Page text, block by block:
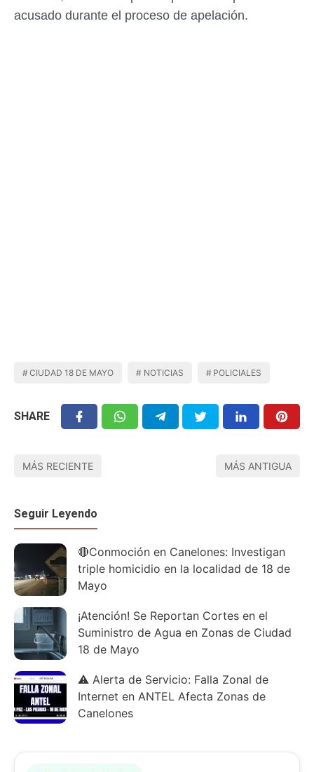
acusado durante el proceso de apelación.
CIUDAD 18 DE MAYO NOTICIAS POLICIALES
SHARE
MÁS RECIENTE MÁS ANTIGUA
Seguir Leyendo
🔴Conmoción en Canelones: Investigan
triple homicidio en la localidad de 18 de
Mayo
¡Atención! Se Reportan Cortes en el
Suministro de Agua en Zonas de Ciudad
18 de Mayo
⚠️ Alerta de Servicio: Falla Zonal de
Internet en ANTEL Afecta Zonas de
Canelones